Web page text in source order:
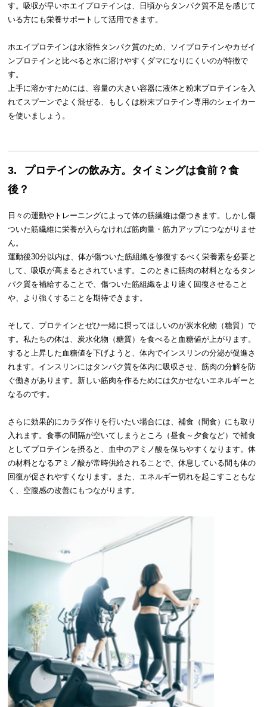
す。吸収が早いホエイプロテインは、日頃からタンパク質不足を感じて
いる方にも栄養サポートして活用できます。
ホエイプロテインは水溶性タンパク質のため、ソイプロテインやカゼイ
ンプロテインと比べると水に溶けやすくダマになりにくいのが特徴で
す。
上手に溶かすためには、容量の大きい容器に液体と粉末プロテインを入
れてスプーンでよく混ぜる、もしくは粉末プロテイン専用のシェイカー
を使いましょう。
3.
プロテインの飲み方。タイミングは食前？食
後？
日々の運動やトレーニングによって体の筋繊維は傷つきます。しかし傷
ついた筋繊維に栄養が入らなければ筋肉量・筋力アップにつながりませ
ん。
運動後30分以内は、体が傷ついた筋組織を修復するべく栄養素を必要と
して、吸収が高まるとされています。このときに筋肉の材料となるタン
パク質を補給することで、傷ついた筋組織をより速く回復させること
や、より強くすることを期待できます。
そして、プロテインとぜひ一緒に摂ってほしいのが炭水化物（糖質）で
す。私たちの体は、炭水化物（糖質）を食べると血糖値が上がります。
すると上昇した血糖値を下げようと、体内でインスリンの分泌が促進さ
れます。インスリンにはタンパク質を体内に吸収させ、筋肉の分解を防
ぐ働きがあります。新しい筋肉を作るためには欠かせないエネルギーと
なるのです。
さらに効果的にカラダ作りを行いたい場合には、補食（間食）にも取り
入れます。食事の間隔が空いてしまうところ（昼食～夕食など）で補食
としてプロテインを摂ると、血中のアミノ酸を保ちやすくなります。体
の材料となるアミノ酸が常時供給されることで、休息している間も体の
回復が促されやすくなります。また、エネルギー切れを起こすこともな
く、空腹感の改善にもつながります。